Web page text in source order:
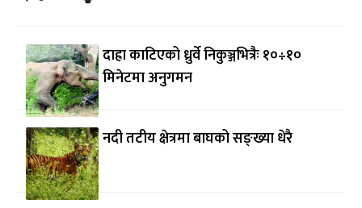
दाह्रा काटिएको ध्रुर्वे निकुञ्जभित्रैः १०÷१०
मिनेटमा अनुगमन
नदी तटीय क्षेत्रमा बाघको सङ्ख्या धेरै